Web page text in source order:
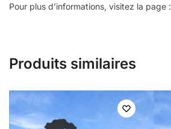
Pour plus d’informations, visitez la page :
Produits similaires